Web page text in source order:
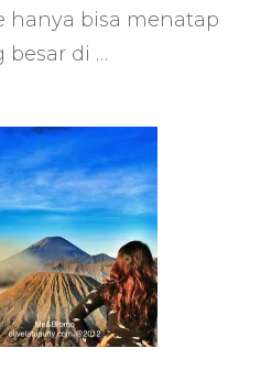
hanya bisa menatap
besar di …